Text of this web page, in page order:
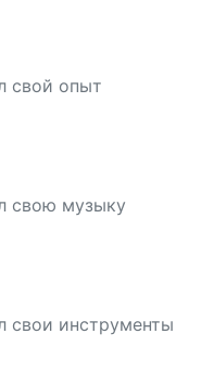
свой опыт
свою музыку
свои инструменты